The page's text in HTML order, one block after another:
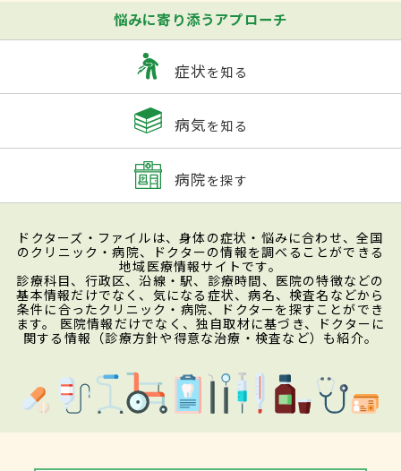
悩みに寄り添うアプローチ
症状を知る
病気を知る
病院を探す
ドクターズ・ファイルは、身体の症状・悩みに合わせ、全国
のクリニック・病院、ドクターの情報を調べることができる
地域医療情報サイトです。
診療科目、行政区、沿線・駅、診療時間、医院の特徴などの
基本情報だけでなく、気になる症状、病名、検査名などから
条件に合ったクリニック・病院、ドクターを探すことができ
ます。 医院情報だけでなく、独自取材に基づき、ドクターに
関する情報（診療方針や得意な治療・検査など）も紹介。